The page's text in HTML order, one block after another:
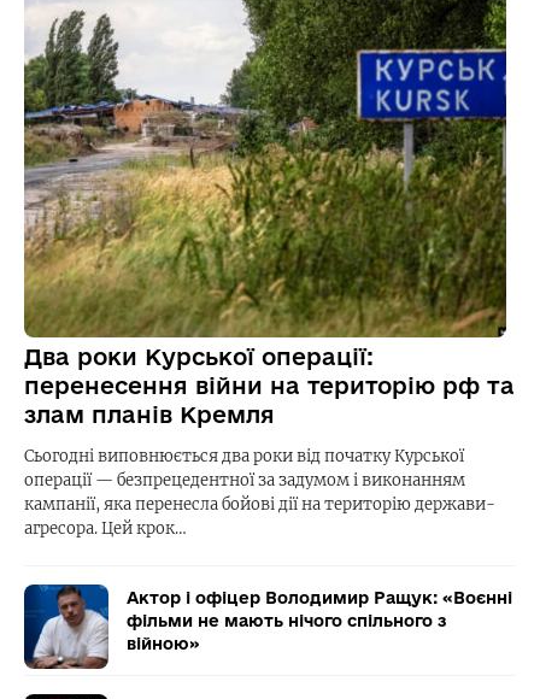
Два роки Курської операції:
перенесення війни на територію рф та
злам планів Кремля
Сьогодні виповнюється два роки від початку Курської
операції — безпрецедентної за задумом і виконанням
кампанії, яка перенесла бойові дії на територію держави-
агресора. Цей крок…
Актор і офіцер Володимир Ращук: «Воєнні
фільми не мають нічого спільного з
війною»